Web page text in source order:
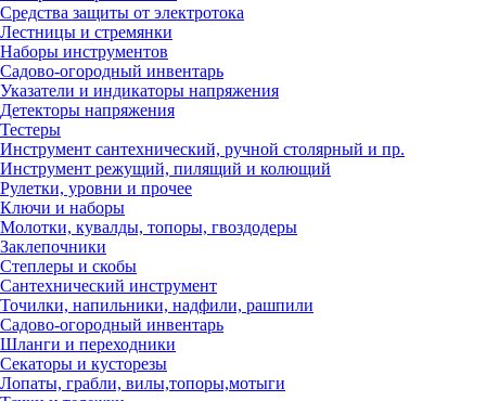
Средства защиты от электротока
Лестницы и стремянки
Наборы инструментов
Садово-огородный инвентарь
Указатели и индикаторы напряжения
Детекторы напряжения
Тестеры
Инструмент сантехнический, ручной столярный и пр.
Инструмент режущий, пилящий и колющий
Рулетки, уровни и прочее
Ключи и наборы
Молотки, кувалды, топоры, гвоздодеры
Заклепочники
Степлеры и скобы
Сантехнический инструмент
Точилки, напильники, надфили, рашпили
Садово-огородный инвентарь
Шланги и переходники
Секаторы и кусторезы
Лопаты, грабли, вилы,топоры,мотыги